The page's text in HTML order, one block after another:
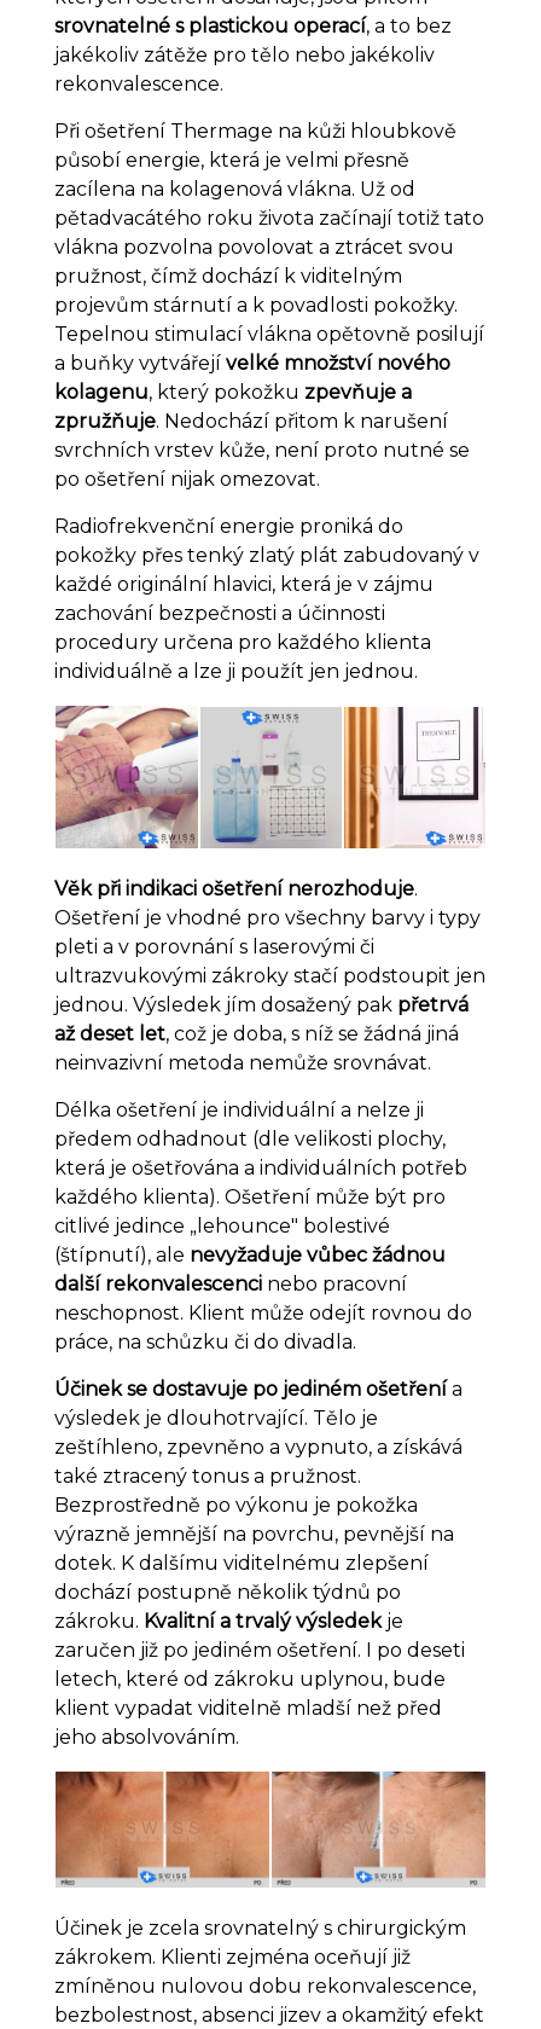
srovnatelné s plastickou operací, a to bez
jakékoliv zátěže pro tělo nebo jakékoliv
rekonvalescence.
Při ošetření Thermage na kůži hloubkově
působí energie, která je velmi přesně
zacílena na kolagenová vlákna. Už od
pětadvacátého roku života začínají totiž tato
vlákna pozvolna povolovat a ztrácet svou
pružnost, čímž dochází k viditelným
projevům stárnutí a k povadlosti pokožky.
Tepelnou stimulací vlákna opětovně posilují
a buňky vytvářejí velké množství nového
kolagenu, který pokožku zpevňuje a
zpružňuje. Nedochází přitom k narušení
svrchních vrstev kůže, není proto nutné se
po ošetření nijak omezovat.
Radiofrekvenční energie proniká do
pokožky přes tenký zlatý plát zabudovaný v
každé originální hlavici, která je v zájmu
zachování bezpečnosti a účinnosti
procedury určena pro každého klienta
individuálně a lze ji použít jen jednou.
Věk při indikaci ošetření nerozhoduje.
Ošetření je vhodné pro všechny barvy i typy
pleti a v porovnání s laserovými či
ultrazvukovými zákroky stačí podstoupit jen
jednou. Výsledek jím dosažený pak přetrvá
až deset let, což je doba, s níž se žádná jiná
neinvazivní metoda nemůže srovnávat.
Délka ošetření je individuální a nelze ji
předem odhadnout (dle velikosti plochy,
která je ošetřována a individuálních potřeb
každého klienta). Ošetření může být pro
citlivé jedince „lehounce" bolestivé
(štípnutí), ale nevyžaduje vůbec žádnou
další rekonvalescenci nebo pracovní
neschopnost. Klient může odejít rovnou do
práce, na schůzku či do divadla.
Účinek se dostavuje po jediném ošetřenía
výsledek je dlouhotrvající. Tělo je
zeštíhleno, zpevněno a vypnuto, a získává
také ztracený tonus a pružnost.
Bezprostředně po výkonu je pokožka
výrazně jemnější na povrchu, pevnější na
dotek. K dalšímu viditelnému zlepšení
dochází postupně několik týdnů po
zákroku. Kvalitní a trvalý výsledekje
zaručen již po jediném ošetření. I po deseti
letech, které od zákroku uplynou, bude
klient vypadat viditelně mladší než před
jeho absolvováním.
Účinek je zcela srovnatelný s chirurgickým
zákrokem. Klienti zejména oceňují již
zmíněnou nulovou dobu rekonvalescence,
bezbolestnost, absenci jizev a okamžitý efekt